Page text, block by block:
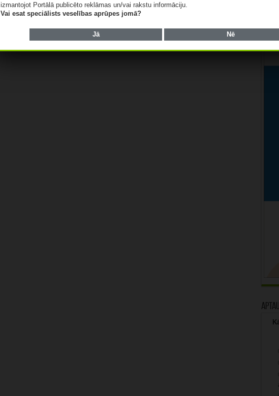
izmantojot Portālā publicēto reklāmas un/vai rakstu informāciju.
Vai esat speciālists veselības aprūpes jomā?
Jā Nē